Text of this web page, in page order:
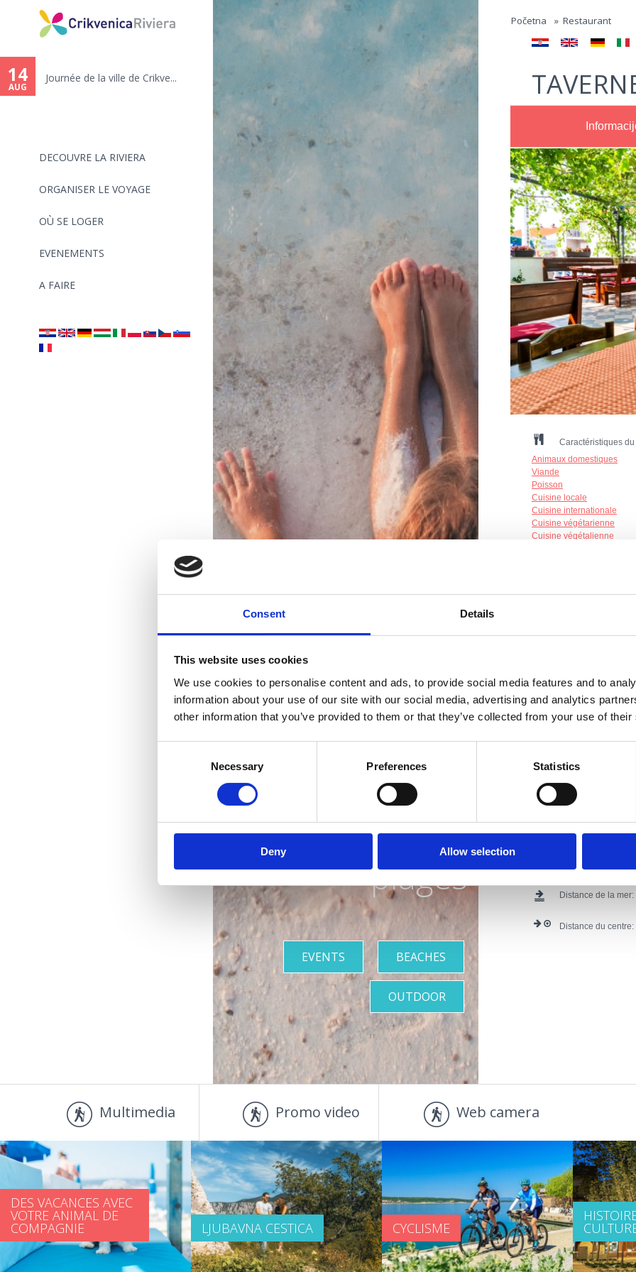
Consent Details
This website uses cookies
We use cookies to personalise content and ads, to provide social media features and to
information about your use of our site with our social media, advertising and analytics
other information that you’ve provided to them or that they’ve collected from your use of
Necessary Preferences Statistics
Deny Allow selection
DECOUVRE LA RIVIERA
ORGANISER LE VOYAGE
OÙ SE LOGER
EVENEMENTS
A FAIRE
14
AUG
Journée de la ville de Crikve...
are
here
Početna » Restaurant
Caractéristiques
Animaux domestiques
Viande
Poisson
Cuisine locale
Cuisine internationale
Cuisine végétarienne
Cuisine végétalienne
Pogodno za: djecu,
Adresse du
Animaux
Distance de la mer:
Distance du centre:
Riviera avec
les plus belles
plages
BEACHES
EVENTS
OUTDOOR
Multimedia Promo video Web camera
DES VACANCES AVEC
VOTRE ANIMAL DE
COMPAGNIE LJUBAVNA CESTICA CYCLISME